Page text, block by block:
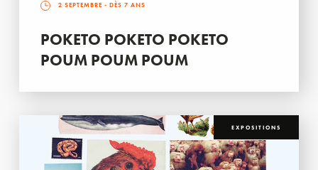
2 SEPTEMBRE - DÈS 7 ANS
POKETO POKETO POKETO
POUM POUM POUM
EXPOSITIONS